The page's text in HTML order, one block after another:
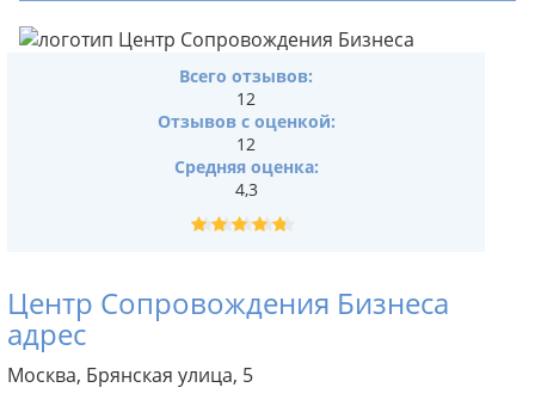
Центр Сопровождения Бизнеса
адрес
Москва, Брянская улица, 5
Всего отзывов:
12
Отзывов с оценкой:
12
Средняя оценка:
4,3